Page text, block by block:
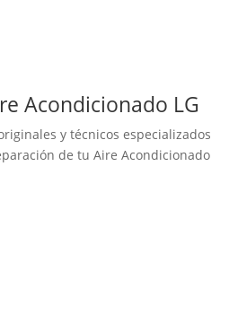
Acondicionado LG
y técnicos especializados
de tu Aire Acondicionado